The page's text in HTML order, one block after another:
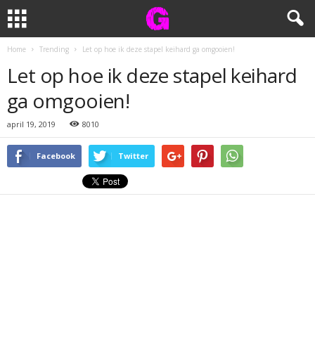
Home Trending Let op hoe ik deze stapel keihard ga omgooien!
Let op hoe ik deze stapel keihard
ga omgooien!
april 19, 2019 8010
Facebook Twitter